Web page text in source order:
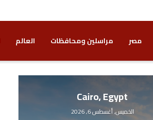
مصر ‏مراسلين ومحافظات ‏العالم
Cairo, Egypt
الخميس, أغسطس 6, 2026